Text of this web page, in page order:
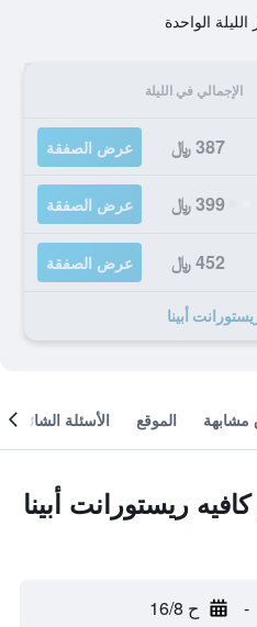
الواحدة
الإجمالي في الليلة
387 ﷼ عرض الصفقة
399 ﷼ عرض الصفقة
452 ﷼ عرض الصفقة
مشابهة الموقع الأسئلة الشائعة
ريستورانت أبينا
- ح 16/8